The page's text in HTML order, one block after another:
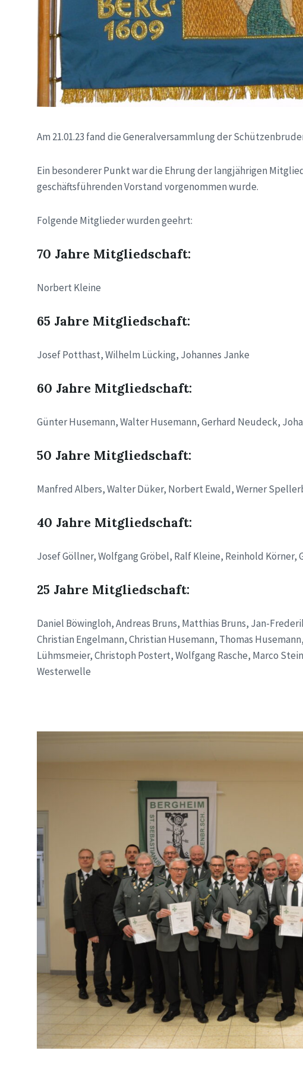
Am 21.01.23 fand die Generalversammlung der
Ein besonderer Punkt war die Ehrung der langjährigen
geschäftsführenden Vorstand vorgenommen wurde.
Folgende Mitglieder wurden geehrt:
70 Jahre Mitgliedschaft:
Norbert Kleine
65 Jahre Mitgliedschaft:
Josef Potthast, Wilhelm Lücking, Johannes Janke
60 Jahre Mitgliedschaft:
Günter Husemann, Walter Husemann, Gerhard Neudeck,
50 Jahre Mitgliedschaft:
Manfred Albers, Walter Düker, Norbert Ewald, Werner
40 Jahre Mitgliedschaft:
Josef Göllner, Wolfgang Gröbel, Ralf Kleine, Reinhold Körner,
25 Jahre Mitgliedschaft:
Daniel Böwingloh, Andreas Bruns, Matthias Bruns, Jan-
Christian Engelmann, Christian Husemann, Thomas
Lühmsmeier, Christoph Postert, Wolfgang Rasche, Marco
Westerwelle